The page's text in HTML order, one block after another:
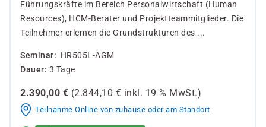
Führungskräfte im Bereich Personalwirtschaft (Human
Resources), HCM-Berater und Projektteammitglieder. Die
Teilnehmer erlernen die Grundstrukturen des ...
Seminar
HR505L-AGM
Dauer 3 Tage
2.390,00 € (2.844,10 € inkl. 19 % MwSt.)
Teilnahme Online von zuhause oder am Standort